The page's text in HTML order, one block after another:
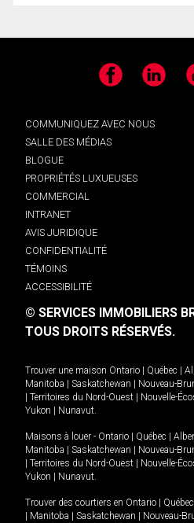
Facebook LinkedIn
COMMUNIQUEZ AVEC NOUS
SALLE DES MÉDIAS
BLOGUE
PROPRIÉTÉS LUXUEUSES
COMMERCIAL
INTRANET
AVIS JURIDIQUE
CONFIDENTIALITÉ
TÉMOINS
ACCESSIBILITÉ
© SERVICES IMMOBILIERS
TOUS DROITS RÉSERVÉS.
Trouver une maison Ontario Québec
Manitoba
Saskatchewan Nouveau-
Territoires du Nord-Ouest Nouvelle-
Yukon
Nunavut.
Maisons à louer - Ontario Québec
Manitoba
Saskatchewan Nouveau-
Territoires du Nord-Ouest Nouvelle-
Yukon
Nunavut.
Trouver des courtiers en Ontario Québec
Manitoba Saskatchewan Nouveau-